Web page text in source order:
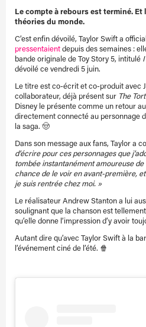
Le compte à rebours est terminé.
théories du monde.
C’est enfin dévoilé, Taylor Swift a
pressentaient depuis des semaines :
bande originale de Toy Story 5, intitulé
dévoilé ce vendredi 5 juin.
Le titre est co-écrit et co-produit avec
collaborateur, déjà présent sur The
Disney le présente comme un retour
directement connecté au personnage
la saga. 🤠
Dans son message aux fans, Taylor a
d’écrire pour ces personnages que
tombée instantanément amoureuse de
chance de le voir en avant-première,
je suis rentrée chez moi. »
Le réalisateur Andrew Stanton a lui
soulignant que la chanson est
qu’elle donne l’impression d’y avoir
Autant dire qu’avec Taylor Swift à la
l’événement ciné de l’été. 🍿